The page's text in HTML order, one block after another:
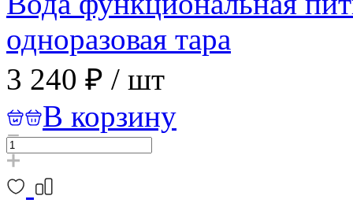
одноразовая тара
3 240 ₽ / шт
В корзину